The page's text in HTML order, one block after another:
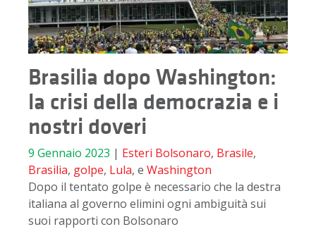
Brasilia dopo Washington:
la crisi della democrazia e i
nostri doveri
9 Gennaio 2023 | Esteri Bolsonaro, Brasile,
Brasilia, golpe, Lula, e Washington
Dopo il tentato golpe è necessario che la destra
italiana al governo elimini ogni ambiguità sui
suoi rapporti con Bolsonaro